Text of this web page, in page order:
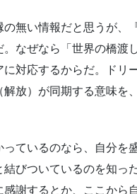
無い情報だと思うが、
なぜなら「世界の橋渡し
対応するからだ。ドリ
放）が同期する意味を
ているのなら、自分を
びついているのを知っ
謝するとか、ここから